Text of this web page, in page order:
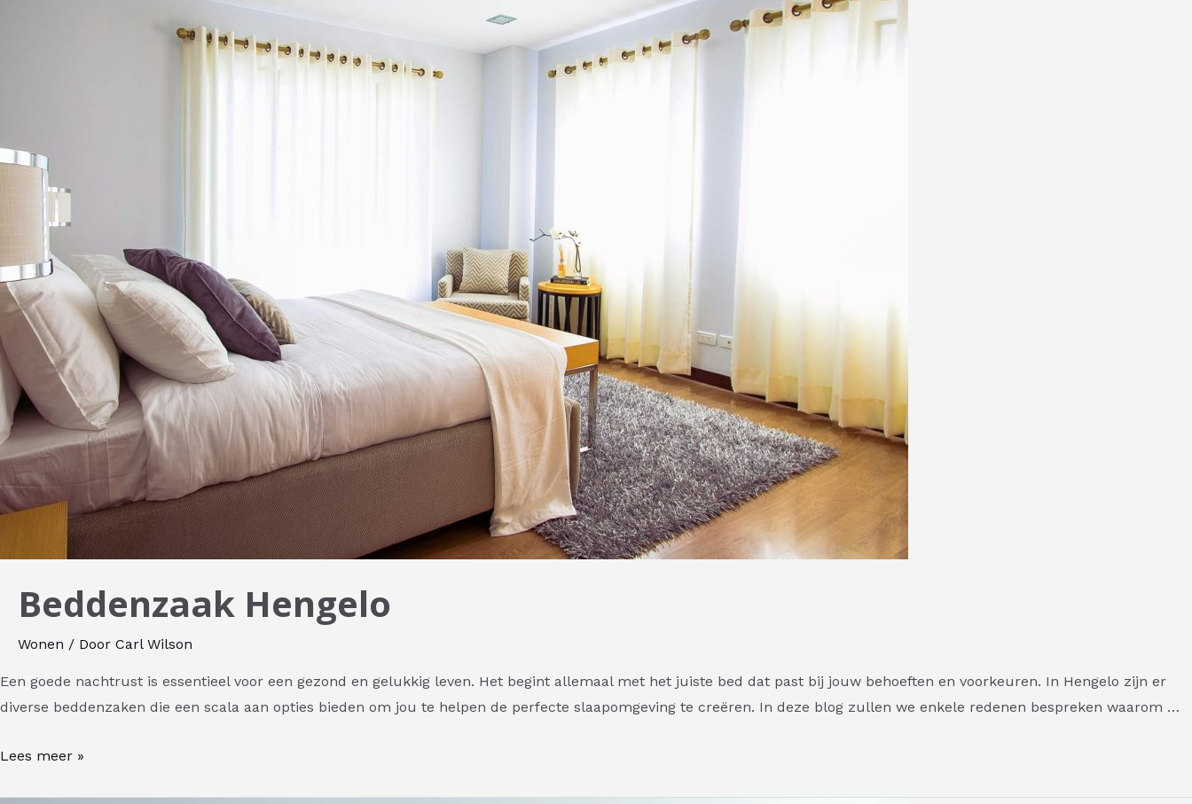
Beddenzaak Hengelo
Wonen / Door Carl Wilson
Een goede nachtrust is essentieel voor een gezond en gelukkig leven. Het begint allemaal met het juiste bed dat past bij jouw behoeften en voorkeuren. In Hengelo zijn er
diverse beddenzaken die een scala aan opties bieden om jou te helpen de perfecte slaapomgeving te creëren. In deze blog zullen we enkele redenen bespreken waarom …
Beddenzaak
Lees meer »